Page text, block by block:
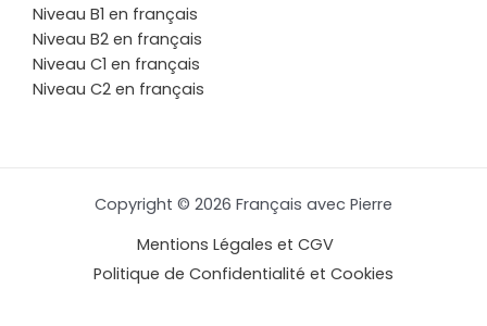
Niveau B1 en français
Niveau B2 en français
Niveau C1 en français
Niveau C2 en français
Copyright © 2026 Français avec Pierre
Mentions Légales et CGV
Politique de Confidentialité et Cookies